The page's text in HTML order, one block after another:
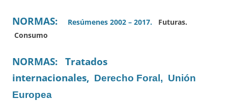
NORMAS: Resúmenes 2002 – 2017. Futuras.
Consumo
NORMAS: Tratados
internacionales, Derecho Foral, Unión
Europea